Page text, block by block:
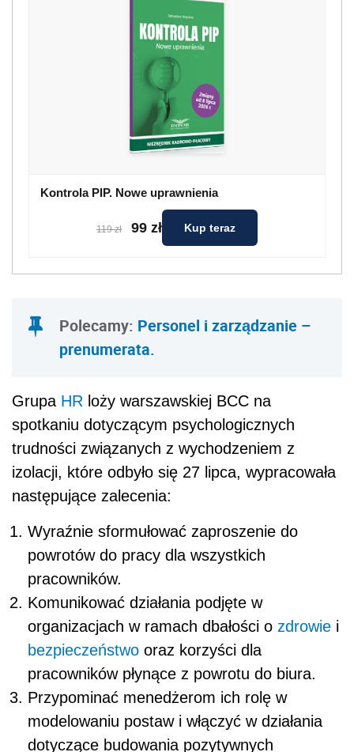
Kontrola PIP. Nowe uprawnienia
119 zł 99 zł Kup teraz
Polecamy: Personel i zarządzanie –
prenumerata.
Grupa HR loży warszawskiej BCC na
spotkaniu dotyczącym psychologicznych
trudności związanych z wychodzeniem z
izolacji, które odbyło się 27 lipca, wypracowała
następujące zalecenia:
Wyraźnie sformułować zaproszenie do
powrotów do pracy dla wszystkich
pracowników.
Komunikować działania podjęte w
organizacjach w ramach dbałości o zdrowie i
bezpieczeństwo oraz korzyści dla
pracowników płynące z powrotu do biura.
Przypominać menedżerom ich rolę w
modelowaniu postaw i włączyć w działania
dotyczące budowania pozytywnych